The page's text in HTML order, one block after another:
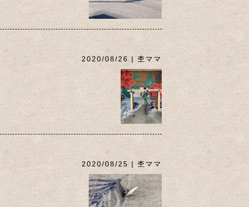
2020/08/26 | 杢ママ
2020/08/25 | 杢ママ